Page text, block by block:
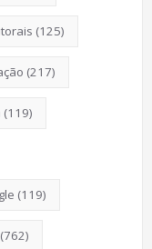
(125)
(217)
(119)
(119)
(762)